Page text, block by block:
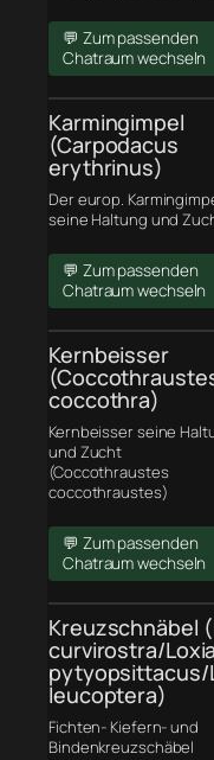
💬 Zum passenden
Chatraum wechseln
Karmingimpel
(Carpodacus
erythrinus)
Der europ.
seine Haltung und
💬 Zum passenden
Chatraum wechseln
Kernbeisser
coccothra)
Kernbeisser seine
und Zucht
(Coccothraustes
coccothraustes)
💬 Zum passenden
Chatraum wechseln
Kreuzschnäbel
curvirostra/Loxia
pytyopsittacus/
leucoptera)
Fichten- Kiefern- und
Bindenkreuzschäbel